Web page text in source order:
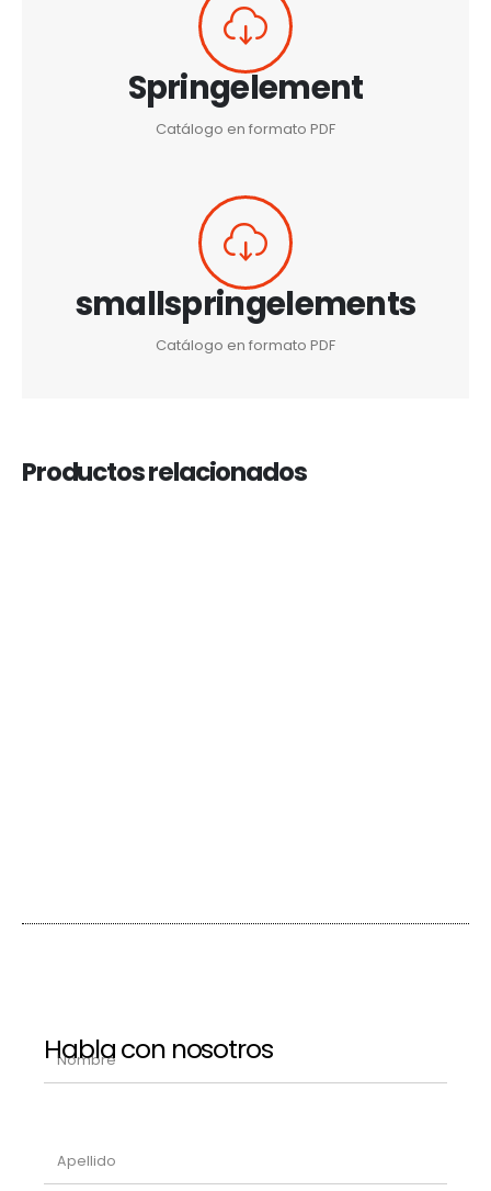
Springelement
Catálogo en formato PDF
smallspringelements
Catálogo en formato PDF
Productos relacionados
Habla con nosotros